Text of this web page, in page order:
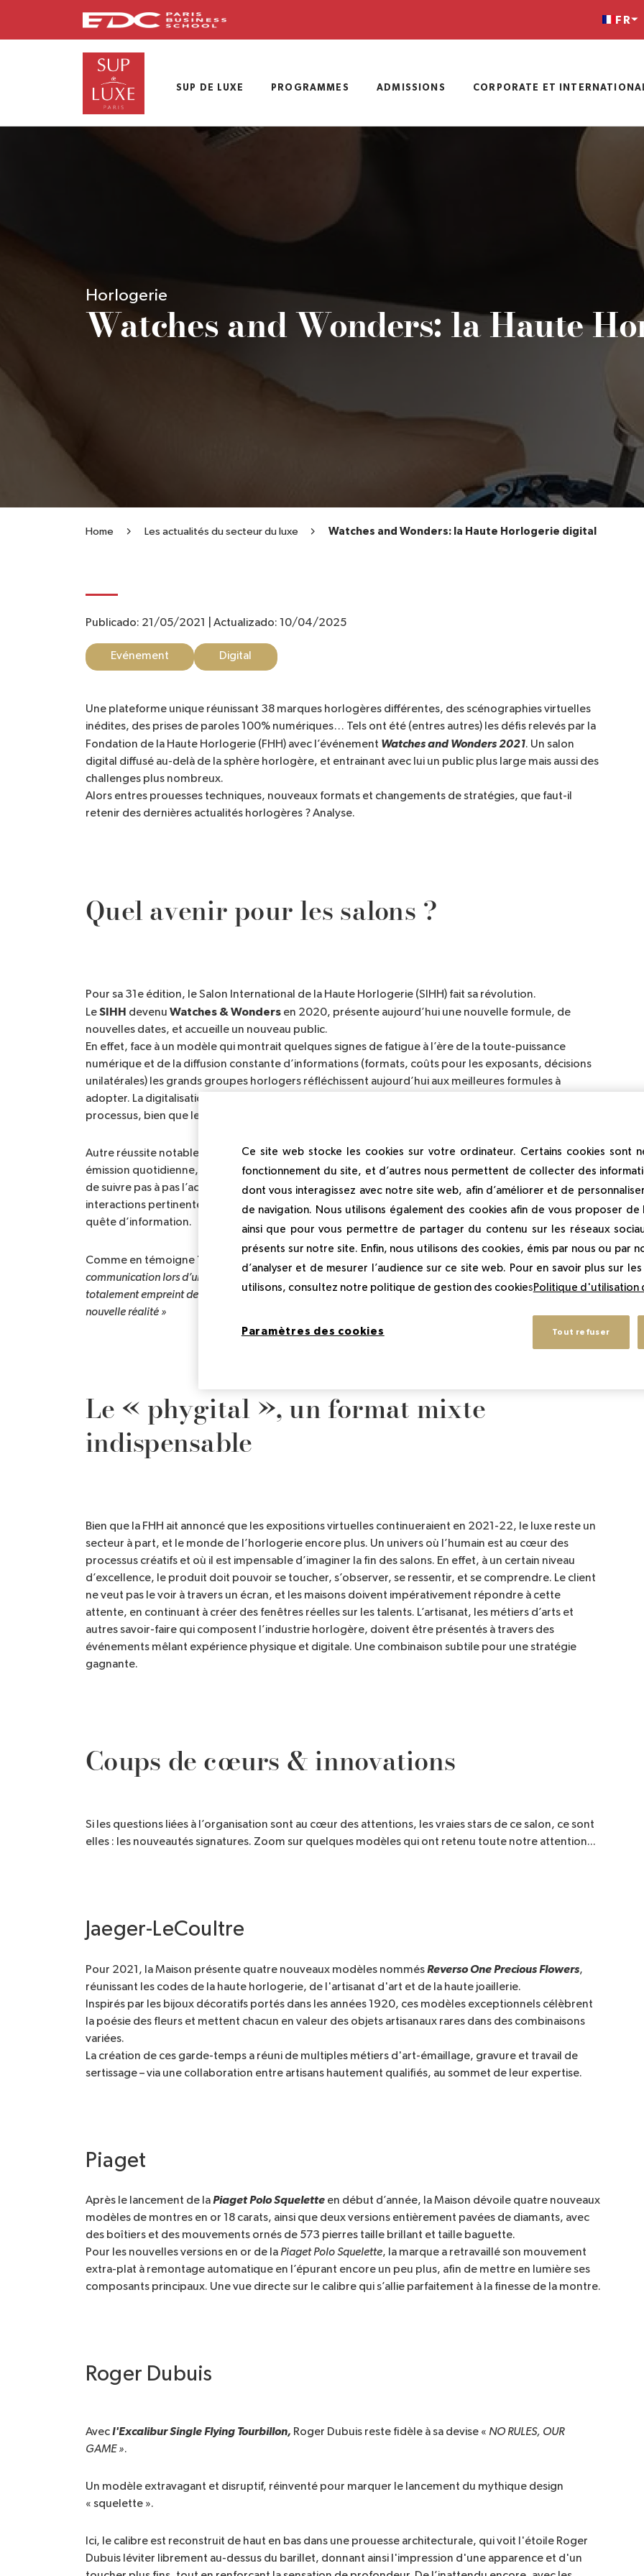
main
FR
SUP DE LUXE PROGRAMMES ADMISSIONS CORPORATE ET
Horlogerie
Watches and Wonders: la Haute
Home Les actualités du secteur du luxe Watches and Wonders: la Haute Horlogerie digital
Publicado: 21/05/2021 Actualizado: 10/04/2025
Evénement Digital
Une plateforme unique réunissant 38 marques horlogères différentes, des scénographies virtuelles
inédites, des prises de paroles 100% numériques… Tels ont été (entres autres) les défis relevés par la
Fondation de la Haute Horlogerie (FHH) avec l’événement Watches and Wonders 2021. Un salon
digital diffusé au-delà de la sphère horlogère, et entrainant avec lui un public plus large mais aussi des
challenges plus nombreux.
Alors entres prouesses techniques, nouveaux formats et changements de stratégies, que faut-il
retenir des dernières actualités horlogères ? Analyse.
Quel avenir pour les salons ?
Pour sa 31e édition, le Salon International de la Haute Horlogerie (SIHH) fait sa révolution.
LeSIHH devenu Watches & Wonders en 2020, présente aujourd’hui une nouvelle formule, de
nouvelles dates, et accueille un nouveau public.
En effet, face à un modèle qui montrait quelques signes de fatigue à l’ère de la toute-puissance
numérique et de la diffusion constante d’informations (formats, coûts pour les exposants, décisions
unilatérales) les grands groupes horlogers réfléchissent aujourd’hui aux meilleures formules à
adopter. La digitalisation n’est certes pas un sujet nouveau, mais la crise a définitivement accéléré le
processus, bien que le présentiel reste indissociable des salons.
Autre réussite notable en termes d’organisation et de communication de ce salon, la création d’une
émission quotidienne, un
« morning show » animé par des experts du secteur et des journalistes, afin
de suivre pas à pas l’actualité du salon. Ce format dynamique a donné naissance à des échanges et des
interactions pertinentes autour de l’industrie, et ainsi permis d’accompagner les visiteurs dans leur
quête d’information.
Comme en témoigne Thibaut de La Rivière, directeur de Sup de Luxe :
communication lors d’un événement est
totalement empreint de l’univers de la marque. Une façon de respecter les codes du luxe tout en intégrant une
nouvelle réalité »
Le « phygital », un format mixte
indispensable
Bien que la FHH ait annoncé que les expositions virtuelles continueraient en 2021-22, le luxe reste un
secteur à part, et le monde de l’horlogerie encore plus. Un univers où l’humain est au cœur des
processus créatifs et où il est impensable d’imaginer la fin des salons. En effet, à un certain niveau
d’excellence, le produit doit pouvoir se toucher, s’observer, se ressentir, et se comprendre. Le client
ne veut pas le voir à travers un écran, et les maisons doivent impérativement répondre à cette
attente, en continuant à créer des fenêtres réelles sur les talents. L’artisanat, les métiers d’arts et
autres savoir-faire qui composent l’industrie horlogère, doivent être présentés à travers des
événements mêlant expérience physique et digitale. Une combinaison subtile pour une stratégie
gagnante.
Coups de cœurs & innovations
Si les questions liées à l’organisation sont au cœur des attentions, les vraies stars de ce salon, ce sont
elles : les nouveautés signatures. Zoom sur quelques modèles qui ont retenu toute notre attention...
Jaeger-LeCoultre
Pour 2021, la Maison présente quatre nouveaux modèles nommésReverso One Precious Flowers,
réunissant les codes de la haute horlogerie, de l'artisanat d'art et de la haute joaillerie.
Inspirés par les bijoux décoratifs portés dans les années 1920, ces modèles exceptionnels célèbrent
la poésie des fleurs et mettent chacun en valeur des objets artisanaux rares dans des combinaisons
variées.
La création de ces garde-temps a réuni de multiples métiers d'art-émaillage, gravure et travail de
sertissage – via une collaboration entre artisans hautement qualifiés, au sommet de leur expertise.
Piaget
Après le lancement de laPiaget Polo Squelette en début d’année, la Maison dévoile quatre nouveaux
modèles de montres en or 18 carats, ainsi que deux versions entièrement pavées de diamants, avec
des boîtiers et des mouvements ornés de 573 pierres taille brillant et taille baguette.
Pour les nouvelles versions en or de la Piaget Polo Squelette, la marque a retravaillé son mouvement
extra-plat à remontage automatique en l’épurant encore un peu plus, afin de mettre en lumière ses
composants principaux. Une vue directe sur le calibre qui s’allie parfaitement à la finesse de la montre.
Roger Dubuis
Avecl'Excalibur Single Flying Tourbillon, Roger Dubuis reste fidèle à sa devise « NO RULES, OUR
GAME ».
Un modèle extravagant et disruptif, réinventé pour marquer le lancement du mythique design
« squelette ».
Ici, le calibre est reconstruit de haut en bas dans une prouesse architecturale, qui voit l'étoile Roger
Dubuis léviter librement au-dessus du barillet, donnant ainsi l'impression d'une apparence et d'un
Ce site web stocke les cookies sur votre ordinateur. Certains cookies sont
fonctionnement du site, et d’autres nous permettent de collecter des
dont vous interagissez avec notre site web, afin d’améliorer et de
de navigation. Nous utilisons également des cookies afin de vous proposer de
ainsi que pour vous permettre de partager du contenu sur les réseaux
présents sur notre site. Enfin, nous utilisons des cookies, émis par nous ou par
d’analyser et de mesurer l’audience sur ce site web. Pour en savoir plus sur
utilisons, consultez notre politique de gestion des cookies Politique d'utilisation
Tout refuser
Paramètres des cookies